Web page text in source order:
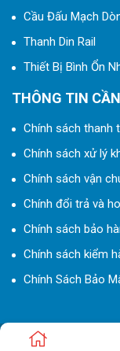
Cầu Đấu Mạch
Thanh Din Rail
Thiết Bị Bình Ổn
THÔNG TIN
Chính sách thanh
Chính sách xử lý
Chính sách vận
Chính đổi trả và
Chính sách bảo
Chính sách kiểm
Chính Sách Bảo
© 2024